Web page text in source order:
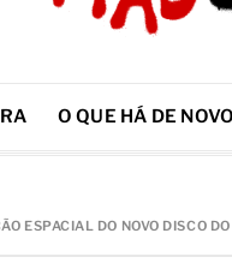
O QUE HÁ DE NOVO
ESPACIAL DO NOVO DISCO